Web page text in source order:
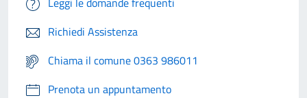
Richiedi Assistenza
Chiama il comune 0363 986011
Prenota un appuntamento